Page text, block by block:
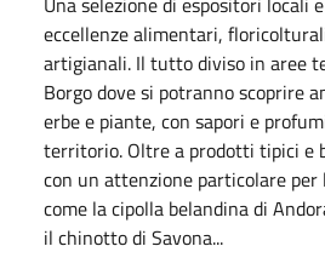
eccellenze alimentari,
artigianali. Il tutto diviso in aree
Borgo dove si potranno scoprire
erbe e piante, con sapori e
territorio. Oltre a prodotti tipici e
con un attenzione particolare per
come la cipolla belandina di
il chinotto di Savona...